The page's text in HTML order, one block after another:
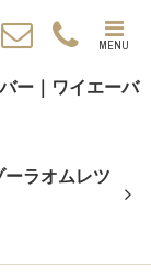
MENU
ー｜ワイエーバ
ラオムレツ